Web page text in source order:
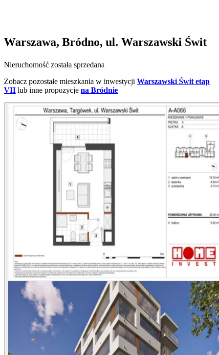
Warszawa, Bródno, ul. Warszawski Świt
Nieruchomość została sprzedana
Zobacz pozostałe mieszkania w inwestycji Warszawski Świt etap
VII lub inne propozycje na Bródnie